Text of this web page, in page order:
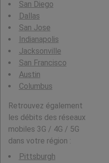
San Diego
Dallas
San Jose
Indianapolis
Jacksonville
San Francisco
Austin
Columbus
Retrouvez également
les débits des réseaux
mobiles 3G / 4G / 5G
dans votre région :
Pittsburgh